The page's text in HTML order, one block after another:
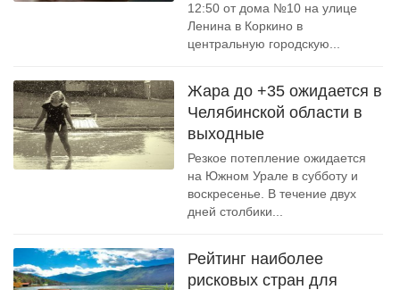
12:50 от дома №10 на улице
Ленина в Коркино в
центральную городскую...
Жара до +35 ожидается в
Челябинской области в
выходные
Резкое потепление ожидается
на Южном Урале в субботу и
воскресенье. В течение двух
дней столбики...
Рейтинг наиболее
рисковых стран для